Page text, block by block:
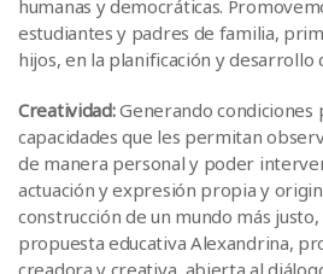
humanas y democráticas.
estudiantes y padres de familia,
hijos, en la planificación y desarrollo
Creatividad:Generando condiciones
capacidades que les permitan
de manera personal y poder
actuación y expresión propia y
construcción de un mundo más
propuesta educativa Alexandrina,
creadora y creativa, abierta al